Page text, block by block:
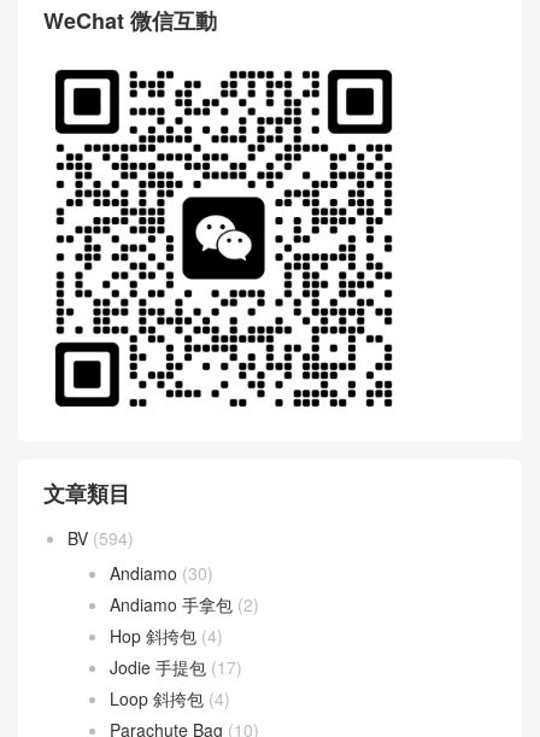
WeChat 微信互動
文章類目
BV (594)
Andiamo (30)
Andiamo 手拿包 (2)
Hop 斜挎包 (4)
Jodie 手提包 (17)
Loop 斜挎包 (4)
Parachute Bag (10)